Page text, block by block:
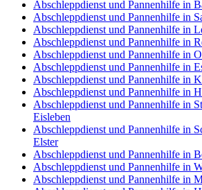
Abschleppdienst und Pannenhilfe in
Abschleppdienst und Pannenhilfe in
Abschleppdienst und Pannenhilfe in
Abschleppdienst und Pannenhilfe in
Abschleppdienst und Pannenhilfe in
Abschleppdienst und Pannenhilfe in
Abschleppdienst und Pannenhilfe in
Abschleppdienst und Pannenhilfe in
Abschleppdienst und Pannenhilfe in
Eisleben
Abschleppdienst und Pannenhilfe in
Elster
Abschleppdienst und Pannenhilfe in
Abschleppdienst und Pannenhilfe in
Abschleppdienst und Pannenhilfe in